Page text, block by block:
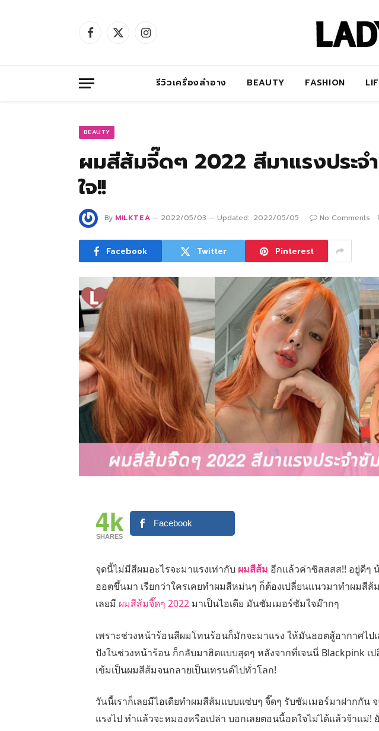
Facebook
X
Instagram
รีวิวเครื่องสำอาง BEAUTY FASHION
BEAUTY
ผมสีส้มจี๊ดๆ 2022 สีมาแรงประจ
ใจ!!
By MILKTEA 2022/05/03 Updated: 2022/05/05 No Comments
Facebook Twitter Pinterest
4k
SHARES
Facebook
จุดนี้ไม่มีสีผมอะไรจะมาแรงเท่ากับ ผมสีส้ม อีกแล้วค่าซิสสสส!! อยู่ดีๆ
ฮอตขึ้นมา เรียกว่าใครเคยทำผมสีหม่นๆ ก็ต้องเปลี่ยนแนวมาทำผมสีส้
เลยมี ผมสีส้มจี๊ดๆ 2022มาเป็นไอเดีย มันซัมเมอร์ซัมใจม๊ากๆ
เพราะช่วงหน้าร้อนสีผมโทนร้อนก็มักจะมาแรง ให้มันฮอตสู้อากาศไป
ปังในช่วงหน้าร้อน ก็กลับมาฮิตแบบสุดๆ หลังจากที่เจนนี่ Blackpink เ
เข้มเป็นผมสีส้มจนกลายเป็นเทรนด์ไปทั่วโลก!
วันนี้เราก็เลยมีไอเดียทำผมสีส้มแบบแซ่บๆ จี๊ดๆ รับซัมเมอร์มาฝากกัน
แรงไป ทำแล้วจะหมองหรือเปล่า บอกเลยตอนนี้อดใจไม่ได้แล้วจ้าแม่!